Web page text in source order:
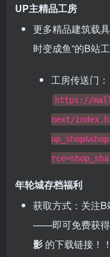
UP主精品工房
更多精品建筑载
时变成鱼”的B站
工房传送门：
https://
next/
年轮城存档福利
获取方式：关注
——即可免费获得
影 的下载链接！